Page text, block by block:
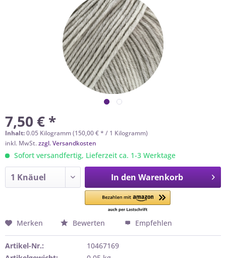
7,50 € *
Inhalt:0.05 Kilogramm (150,00 € * / 1 Kilogramm)
inkl. MwSt.zzgl. Versandkosten
Sofort versandfertig, Lieferzeit ca. 1-3 Werktage
In den Warenkorb
Merken Bewerten Empfehlen
Artikel-Nr.:
10467169